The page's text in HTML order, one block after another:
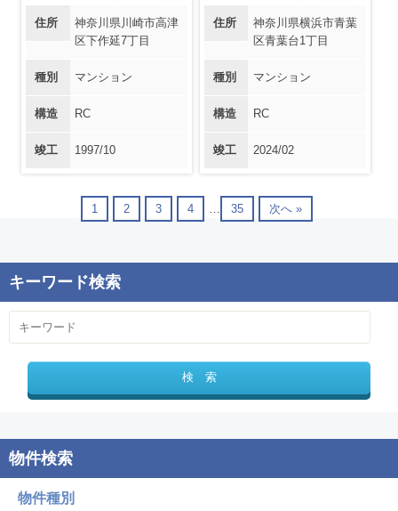
住所
神奈川県川崎市高津
区下作延7丁目
種別 マンション
構造 RC
竣工 1997/10
住所
神奈川県横浜市青葉
区青葉台1丁目
種別 マンション
構造 RC
竣工 2024/02
1 2 3 4 35 次へ »
物件種別